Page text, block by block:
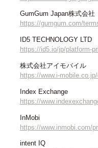
GumGum Japan株式会社
https://gumgum.com/
ID5 TECHNOLOGY LTD
https://id5.io/jp/platform-
株式会社アイモバイル
https://www.i-
Index Exchange
https://
InMobi
https://www.inmobi.com/
intent IQ